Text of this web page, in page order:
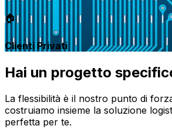
🏠
Clienti Privati
Hai un progetto
La flessibilità è il nostro punto di
costruiamo insieme la soluzione
perfetta per te.